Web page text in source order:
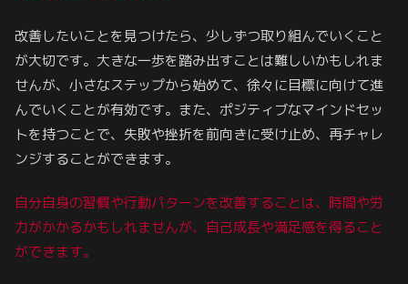
改善したいことを見つけたら、少しずつ取り組んでいくこと
が大切です。大きな一歩を踏み出すことは難しいかもしれま
せんが、小さなステップから始めて、徐々に目標に向けて進
んでいくことが有効です。また、ポジティブなマインドセッ
トを持つことで、失敗や挫折を前向きに受け止め、再チャレ
ンジすることができます。
自分自身の習慣や行動パターンを改善することは、時間や労
力がかかるかもしれませんが、自己成長や満足感を得ること
ができます。